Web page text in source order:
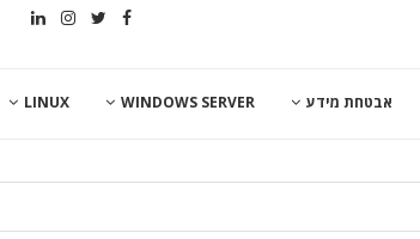
אבטחת מידע WINDOWS SERVER
LINUX